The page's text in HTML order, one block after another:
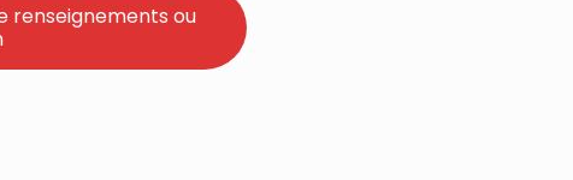
renseignements ou